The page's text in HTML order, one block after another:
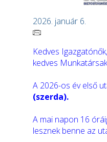
2026. január 6.
Kedves
kedves
A 2026-os év első
(szerda).
A mai napon 16
lesznek benne az